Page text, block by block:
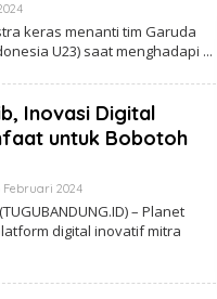
O
L
E
H
O
keras menanti tim Garuda
U23) saat menghadapi
Inovasi Digital
untuk Bobotoh
Februari 2024O
L
E
H
O
– Planet
digital inovatif mitra